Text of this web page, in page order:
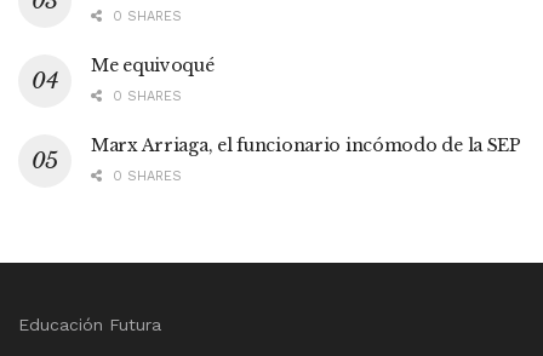
0 SHARES
Me equivoqué
0 SHARES
Marx Arriaga, el funcionario incómodo de la SEP
0 SHARES
Educación Futura